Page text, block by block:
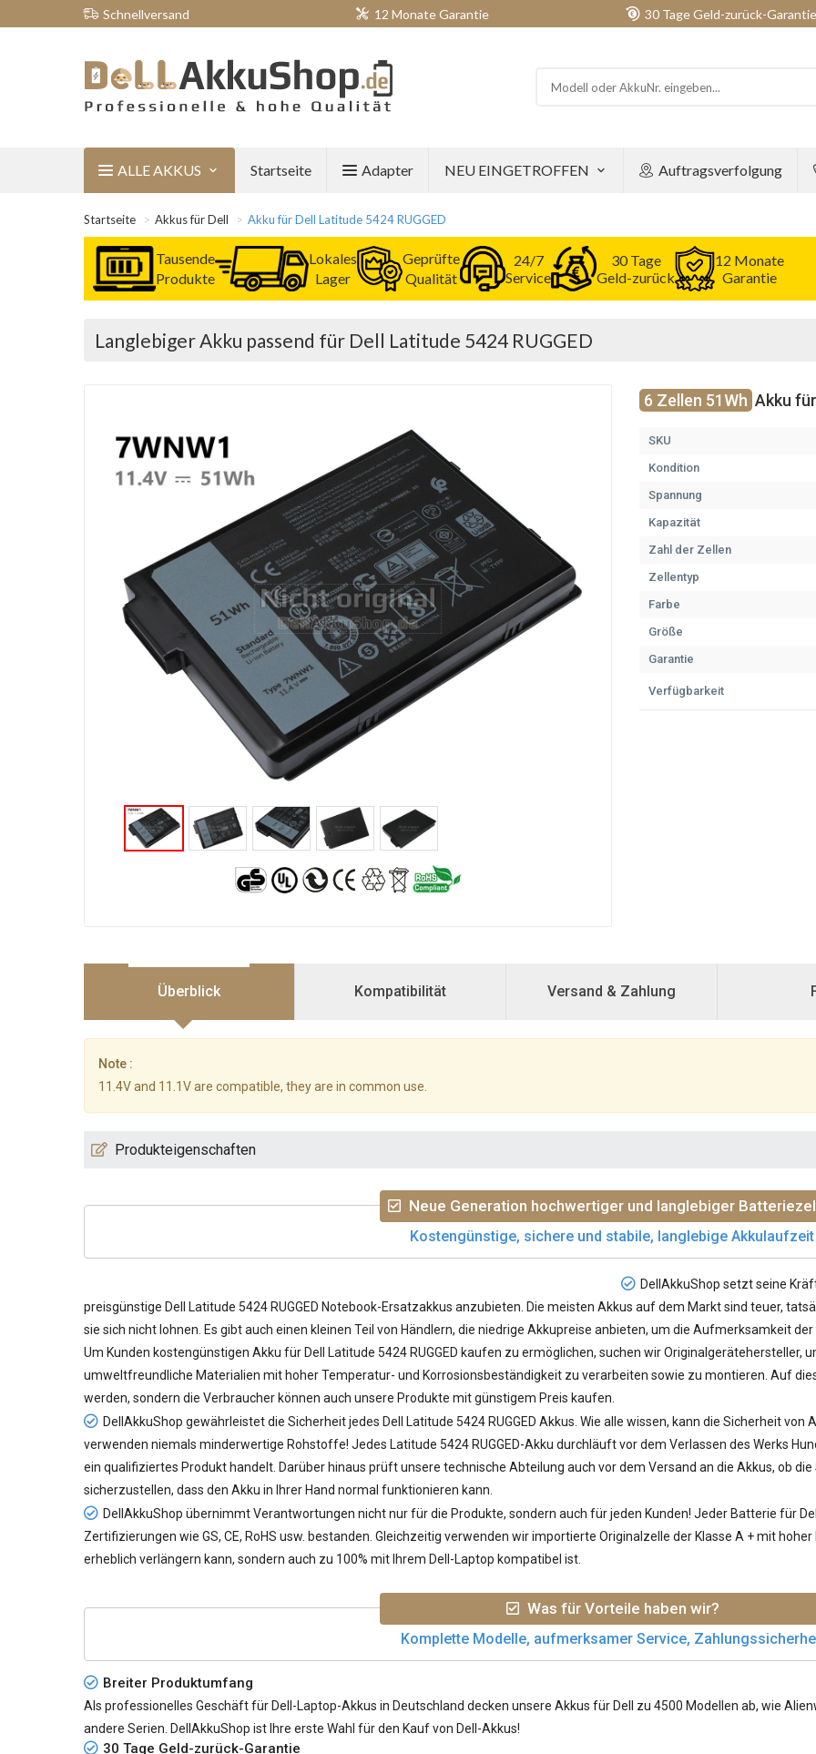
Schnellversand 12 Monate Garantie 30 Tage Geld-zurück-Garantie
ALLE AKKUS Startseite Adapter NEU EINGETROFFEN Auftragsverfolgung
Startseite Akkus für Dell Akku für Dell Latitude 5424 RUGGED
Tausende
Produkte
Lokales
Lager
Geprüfte
Qualität
24/7
Service
30 Tage
Geld-zurück
12 Monate
Garantie
Langlebiger Akku passend für Dell Latitude 5424 RUGGED
6 Zellen 51Wh Akku
SKU
Kondition
Spannung
Kapazität
Zahl der Zellen
Zellentyp
Farbe
Größe
Garantie
Verfügbarkeit
Überblick Kompatibilität Versand & Zahlung
Note :
11.4V and 11.1V are compatible, they are in common use.
Produkteigenschaften
Neue Generation hochwertiger und langlebiger
Kostengünstige, sichere und stabile, langlebige Akkulaufzeit
DellAkkuShop setzt seine
preisgünstige Dell Latitude 5424 RUGGED Notebook-Ersatzakkus anzubieten. Die meisten Akkus auf dem Markt sind teuer,
sie sich nicht lohnen. Es gibt auch einen kleinen Teil von Händlern, die niedrige Akkupreise anbieten, um die Aufmerksamkeit
Um Kunden kostengünstigen Akku für Dell Latitude 5424 RUGGED kaufen zu ermöglichen, suchen wir Originalgerätehersteller,
umweltfreundliche Materialien mit hoher Temperatur- und Korrosionsbeständigkeit zu verarbeiten sowie zu montieren. Auf
werden, sondern die Verbraucher können auch unsere Produkte mit günstigem Preis kaufen.
DellAkkuShop gewährleistet die Sicherheit jedes Dell Latitude 5424 RUGGED Akkus . Wie alle wissen, kann die Sicherheit
verwenden niemals minderwertige Rohstoffe! Jedes Latitude 5424 RUGGED-Akku durchläuft vor dem Verlassen des Werks
ein qualifiziertes Produkt handelt. Darüber hinaus prüft unsere technische Abteilung auch vor dem Versand an die Akkus, ob
sicherzustellen, dass den Akku in Ihrer Hand normal funktionieren kann.
DellAkkuShop übernimmt Verantwortungen nicht nur für die Produkte, sondern auch für jeden Kunden! Jeder Batterie für
Zertifizierungen wie GS, CE, RoHS usw. bestanden. Gleichzeitig verwenden wir importierte Originalzelle der Klasse A + mit
erheblich verlängern kann, sondern auch zu 100% mit Ihrem Dell-Laptop kompatibel ist.
Was für Vorteile haben wir?
Komplette Modelle, aufmerksamer Service,
Breiter Produktumfang
Als professionelles Geschäft für Dell-Laptop-Akkus in Deutschland decken unsere Akkus für Dell zu 4500 Modellen ab, wie
andere Serien. DellAkkuShop ist Ihre erste Wahl für den Kauf von Dell-Akkus!
30 Tage Geld-zurück-Garantie